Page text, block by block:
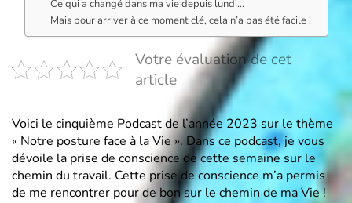
Ce qui a changé dans ma vie depuis lundi…
Mais pour arriver à ce moment clé, cela n’a pas été facile !
Votre évaluation de cet
article
Voici le cinquième Podcast de l’année 2023 sur le thème
« Notre posture face à la Vie ». Dans ce podcast, je vous
dévoile la prise de conscience de cette semaine sur le
chemin du travail. Cette prise de conscience m’a permis
de me rencontrer pour de bon sur le chemin de ma Vie !